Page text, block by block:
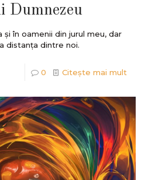
Dumnezeu
în oamenii din jurul meu, dar
distanţa dintre noi.
0 Citește mai mult